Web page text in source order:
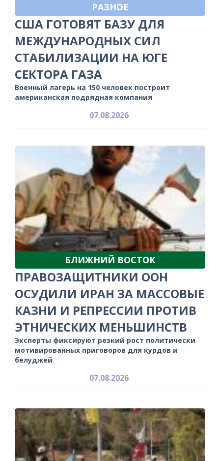
РАЗНОЕ
США ГОТОВЯТ БАЗУ ДЛЯ
МЕЖДУНАРОДНЫХ СИЛ
СТАБИЛИЗАЦИИ НА ЮГЕ
СЕКТОРА ГАЗА
Военный лагерь на 150 человек построит
американская подрядная компания
07.08.2026
БЛИЖНИЙ ВОСТОК
ПРАВОЗАЩИТНИКИ ООН
ОСУДИЛИ ИРАН ЗА МАССОВЫЕ
КАЗНИ И РЕПРЕССИИ ПРОТИВ
ЭТНИЧЕСКИХ МЕНЬШИНСТВ
Эксперты фиксируют резкий рост политически
мотивированных приговоров для курдов и
белуджей
07.08.2026